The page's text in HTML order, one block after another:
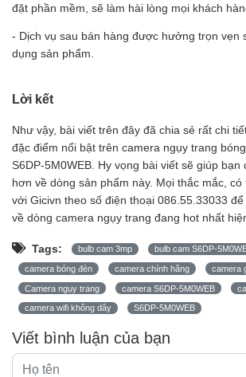
đặt phần mềm, sẽ làm hài lòng mọi khách
- Dịch vụ sau bán hàng được hưởng trọn vẹn
dụng sản phẩm.
Lời kết
Như vậy, bài viết trên đây đã chia sẻ rất chi
đặc điểm nổi bật trên camera ngụy trang
S6DP-5M0WEB . Hy vọng bài viết sẽ giúp
hơn về dòng sản phẩm này. Mọi thắc mắc,
với Gicivn theo số điện thoại 086.55.33033
về dòng camera ngụy trang đang hot nhất
Tags: bulb cam 3mp bulb cam S6DP-
camera bóng đèn camera chính hãng camera
Camera ngụy trang camera S6DP-5M0WEB
camera wifi không dây S6DP-5M0WEB
Viết bình luận của bạn